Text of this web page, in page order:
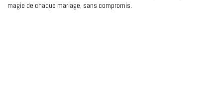
magie de chaque mariage, sans compromis.